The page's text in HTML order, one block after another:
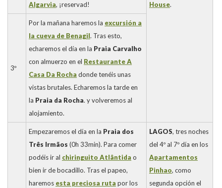
Algarvia, ¡reservad!
House.
3º
Por la mañana haremos la excursión a
la cueva de Benagil. Tras esto,
echaremos el día en la Praia Carvalho
con almuerzo en el Restaurante A
Casa Da Rocha donde tenéis unas
vistas brutales. Echaremos la tarde en
la Praia da Rocha. y volveremos al
alojamiento.
Empezaremos el día en la Praia dos
Três Irmãos (0h 33min). Para comer
podéis ir al chiringuito Atlântida o
bien ir de bocadillo. Tras el papeo,
haremos esta preciosa ruta por los
LAGOS, tres noches
del 4º al 7º día en los
Apartamentos
Pinhao, como
segunda opción el